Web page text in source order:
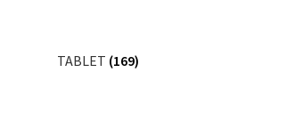
TABLET (169)